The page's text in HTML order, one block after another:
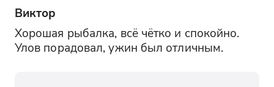
Виктор
Хорошая рыбалка, всё чётко и спокойно.
Улов порадовал, ужин был отличным.